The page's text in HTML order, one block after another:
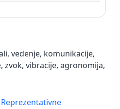
vedenje, komunikacije,
zvok, vibracije, agronomija,
Reprezentativne